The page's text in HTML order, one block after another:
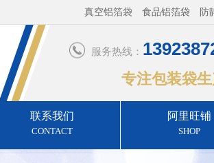
真空铝箔袋 食品铝箔袋 防
服务热线：
专注包装袋生
联系我们
CONTACT
阿里旺铺
SHOP